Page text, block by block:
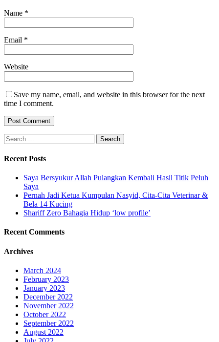
Name *
Email *
Website
Save my name, email, and website in this browser for the next
time I comment.
Search
for:
Recent Posts
Saya Bersyukur Allah Pulangkan Kembali Hasil Titik Peluh
Saya
Pernah Jadi Ketua Kumpulan Nasyid, Cita-Cita Veterinar &
Bela 14 Kucing
Shariff Zero Bahagia Hidup ‘low profile’
Recent Comments
Archives
March 2024
February 2023
January 2023
December 2022
November 2022
October 2022
September 2022
August 2022